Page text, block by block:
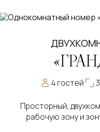
4 гостей
Просторный,
рабочую зону и